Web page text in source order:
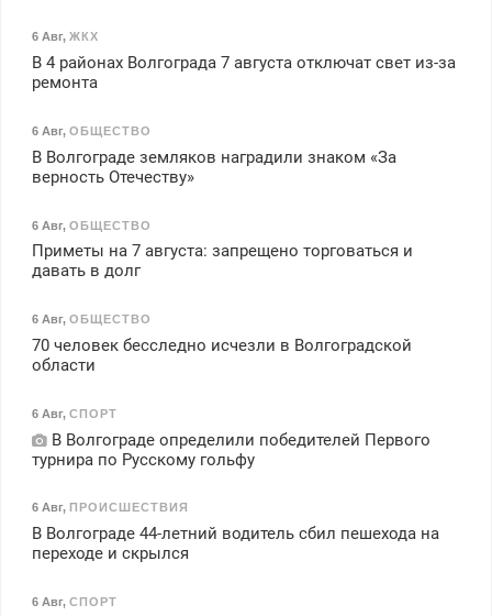
6 Авг, ЖКХ
В 4 районах Волгограда 7 августа отключат свет из-за
ремонта
6 Авг, ОБЩЕСТВО
В Волгограде земляков наградили знаком «За
верность Отечеству»
6 Авг, ОБЩЕСТВО
Приметы на 7 августа: запрещено торговаться и
давать в долг
6 Авг, ОБЩЕСТВО
70 человек бесследно исчезли в Волгоградской
области
6 Авг, СПОРТ
В Волгограде определили победителей Первого
турнира по Русскому гольфу
6 Авг, ПРОИСШЕСТВИЯ
В Волгограде 44-летний водитель сбил пешехода на
переходе и скрылся
6 Авг, СПОРТ